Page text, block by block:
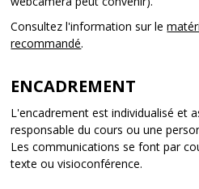
Consultez l'information sur le
recommandé.
ENCADREMENT
L'encadrement est individualisé et
responsable du cours ou une
Les communications se font par
texte ou visioconférence.